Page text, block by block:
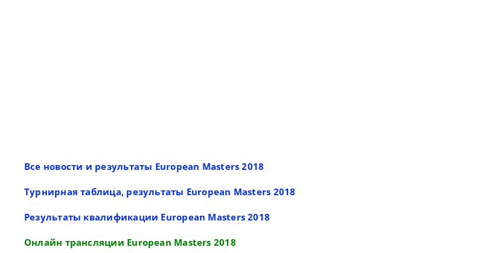
Все новости и результаты European Masters 2018
Турнирная таблица, результаты European Masters 2018
Результаты квалификации European Masters 2018
Онлайн трансляции European Masters 2018